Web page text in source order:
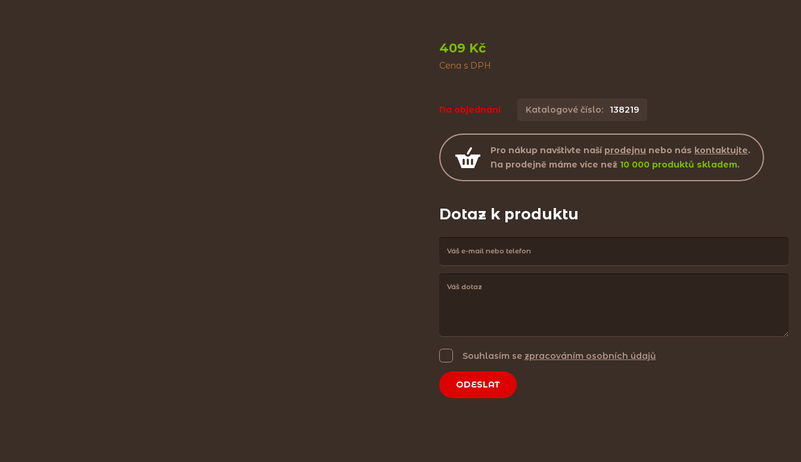
409 Kč
Cena s DPH
Na objednání Katalogové číslo: 138219
Pro nákup navštivte naší prodejnu nebo nás kontaktujte.
Na prodejně máme více než 10 000 produktů skladem.
Dotaz k produktu
Souhlasím se zpracováním osobních údajů
ODESLAT